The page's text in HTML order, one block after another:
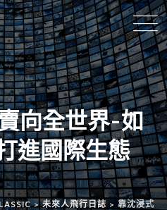
向全世界-如
進國際生態
>未來人飛行日誌 > 靠沈浸式